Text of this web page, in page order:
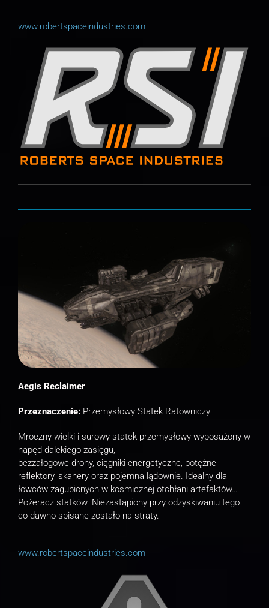
www.robertspaceindustries.com
Aegis Reclaimer
Przeznaczenie: Przemysłowy Statek Ratowniczy
Mroczny wielki i surowy statek przemysłowy wyposażony w
napęd dalekiego zasięgu,
bezzałogowe drony, ciągniki energetyczne, potężne
reflektory, skanery oraz pojemna lądownie. Idealny dla
łowców zagubionych w kosmicznej otchłani artefaktów…
Pożeracz statków. Niezastąpiony przy odzyskiwaniu tego
co dawno spisane zostało na straty.
www.robertspaceindustries.com